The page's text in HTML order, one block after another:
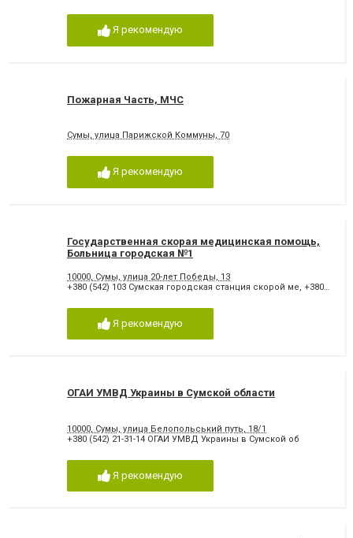
Я рекомендую
Пожарная Часть, МЧС
Сумы, улица Парижской Коммуны, 70
Я рекомендую
Государственная скорая медицинская помощь,
Больница городская №1
10000, Сумы, улица 20-лет Победы, 13
+380 (542) 103 Сумская городская станция скорой ме, +380 (542) 22-11-98 Сумская обласная клиническая
Я рекомендую
ОГАИ УМВД Украины в Сумской области
10000, Сумы, улица Белопольський путь, 18/1
+380 (542) 21-31-14 ОГАИ УМВД Украины в Сумской об
Я рекомендую